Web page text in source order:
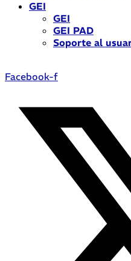
GEI
GEI
GEI PAD
Soporte al
Facebook-f